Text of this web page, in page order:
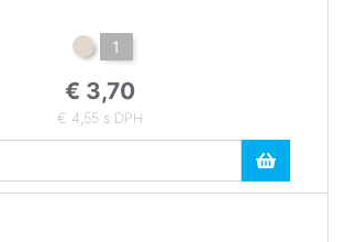
1
€ 3,70
€ 4,55 s DPH